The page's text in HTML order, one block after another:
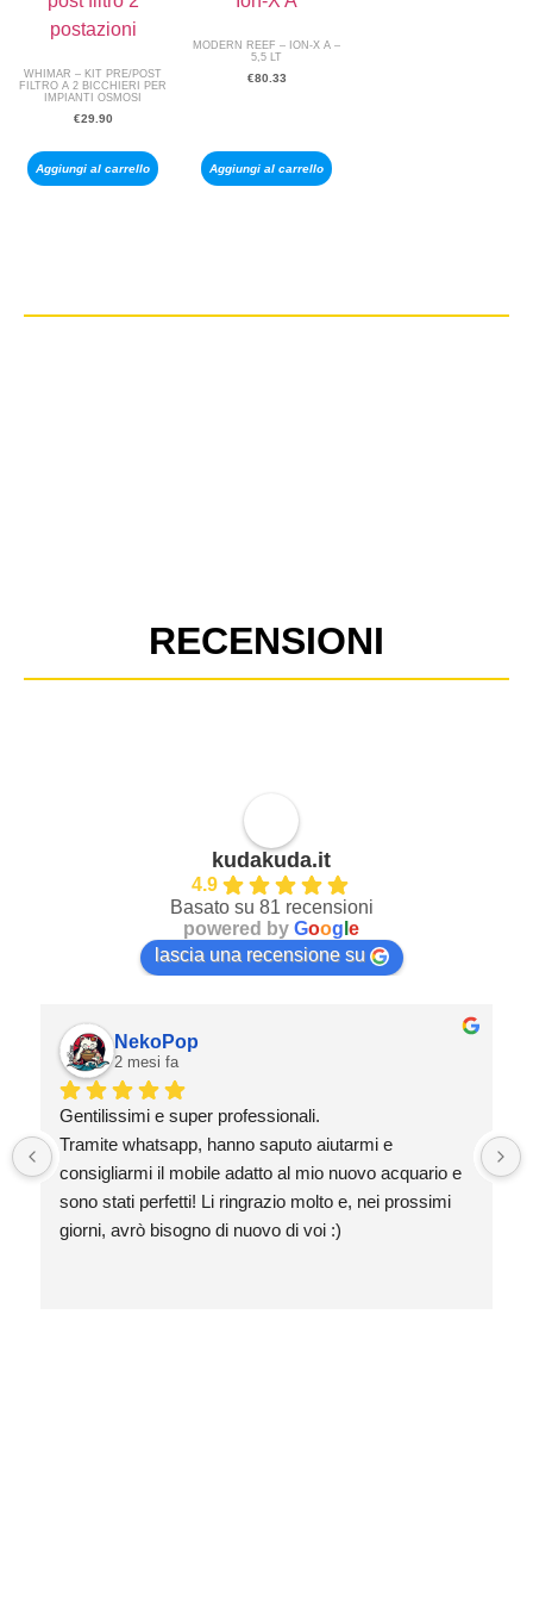
WHIMAR – KIT PRE/POST
FILTRO A 2 BICCHIERI PER
IMPIANTI OSMOSI
€29.90
Aggiungi al carrello
MODERN REEF – ION-X A –
5,5 LT
€80.33
Aggiungi al carrello
RECENSIONI
kudakuda.it
4.9
Basato su 81 recensioni
powered by Goog e
lascia una recensione su
NekoPop
2 mesi fa
Gentilissimi e super professionali.
Tramite whatsapp, hanno saputo aiutarmi e
consigliarmi il mobile adatto al mio nuovo acquario e
sono stati perfetti! Li ringrazio molto e, nei prossimi
giorni, avrò bisogno di nuovo di voi :)